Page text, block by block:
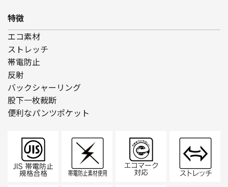
特徴
エコ素材
ストレッチ
帯電防止
反射
バックシャーリング
股下一枚裁断
便利なパンツポケット